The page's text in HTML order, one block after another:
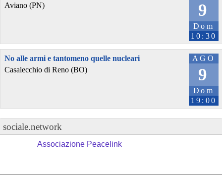
9
Dom
10:30
Aviano (PN)
AGO
9
Dom
19:00
No alle armi e tantomeno quelle nucleari
Casalecchio di Reno (BO)
sociale.network
Associazione Peacelink